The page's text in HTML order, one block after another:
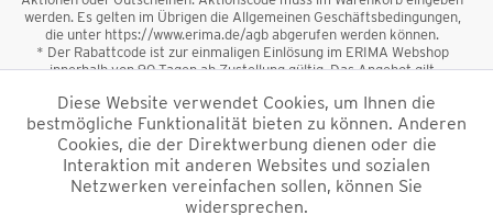
werden. Es gelten im Übrigen die Allgemeinen Geschäftsbedingungen,
die unter https://www.erima.de/agb abgerufen werden können.
* Der Rabattcode ist zur einmaligen Einlösung im ERIMA Webshop
innerhalb von 90 Tagen ab Zustellung gültig. Das Angebot gilt
sowie Geschenkgutscheine sind vom Rabatt ausgeschlossen. Der
Rabattcode ist nicht mit anderen Aktionen oder Gutscheinen
kombinierbar. Der Mindestbestellwert beträgt 50 €
*Alle Preise verstehen sich inkl. Mehrwertsteuer und zzgl.
und ggf. Nachnahmegebühren, wenn nicht anders
Diese Website verwendet Cookies, um Ihnen die
bestmögliche Funktionalität bieten zu können. Anderen
Cookies, die der Direktwerbung dienen oder die
Interaktion mit anderen Websites und sozialen
Netzwerken vereinfachen sollen, können Sie
widersprechen.